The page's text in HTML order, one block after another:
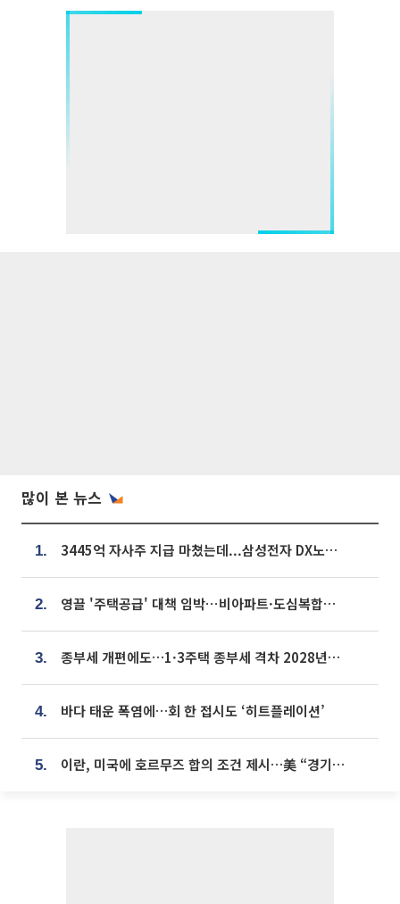
많이 본 뉴스
1. 3445억 자사주 지급 마쳤는데...삼성전자 DX노조, 뒤늦은 '떼쓰기 집회'
2. 영끌 '주택공급' 대책 임박⋯비아파트·도심복합까지 총동원
3. 종부세 개편에도…1·3주택 종부세 격차 2028년부터 확대
4. 바다 태운 폭염에…회 한 접시도 ‘히트플레이션’
5. 이란, 미국에 호르무즈 합의 조건 제시…美 “경기 아직 안 끝나” [종합]